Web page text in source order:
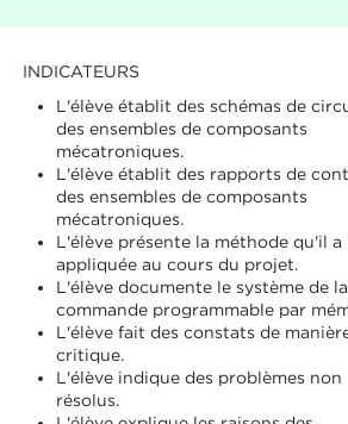
INDICATEURS
L'élève établit des schémas de
des ensembles de composants
mécatroniques.
L'élève établit des rapports de
des ensembles de composants
mécatroniques.
L'élève présente la méthode qu'il a
appliquée au cours du projet.
L'élève documente le système de la
commande programmable par
L'élève fait des constats de
critique.
L'élève indique des problèmes non
résolus.